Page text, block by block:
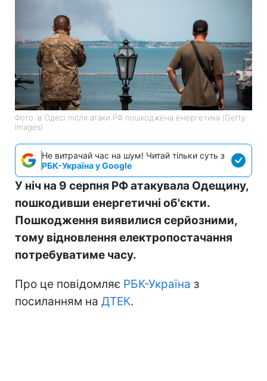
Фото: в Одесі після атаки РФ пошкоджена енергетика (Getty
Images)
Не витрачай час на шум! Читай тільки суть з
РБК-Україна у Google
У ніч на 9 серпня РФ атакувала Одещину,
пошкодивши енергетичні об'єкти.
Пошкодження виявилися серйозними,
тому відновлення електропостачання
потребуватиме часу.
Про це повідомляє РБК-Україна з
посиланням на ДТЕК.